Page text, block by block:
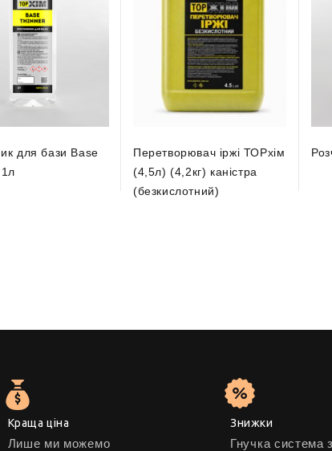
для бази Base
Перетворювач іржі ТОРхім
(4,5л) (4,2кг) каністра
(безкислотний)
Краща ціна
Лише ми можемо
Знижки
Гнучка система